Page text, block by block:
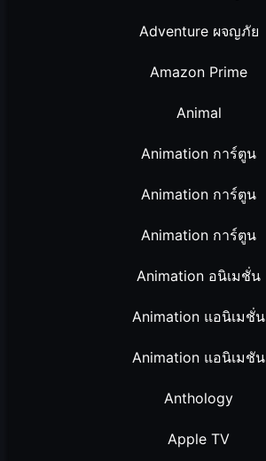
Adventure ผจญภัย
Amazon Prime
Animal
Animation การ์ตูน
Animation การ์ตูน
Animation การ์ตูน
Animation อนิเมชั่น
Animation แอนิเมชั่น
Animation แอนิเมชัน
Anthology
Apple TV